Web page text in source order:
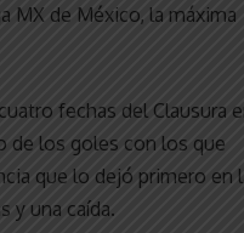
MX de México, la máxima
fechas del Clausura
de los goles con los que
que lo dejó primero en
y una caída.